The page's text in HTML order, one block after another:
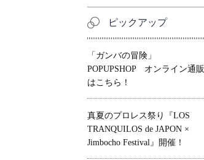
ピックアップ
「ガンバの冒険」
POPUPSHOP オンライン通販
はこちら！
真夏のプロレス祭り『LOS
TRANQUILOS de JAPON ×
Jimbocho Festival』開催！